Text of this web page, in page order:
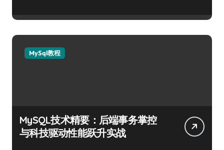
MySql教程
MySQL技术精要：后端事务掌控
与科技驱动性能跃升实战